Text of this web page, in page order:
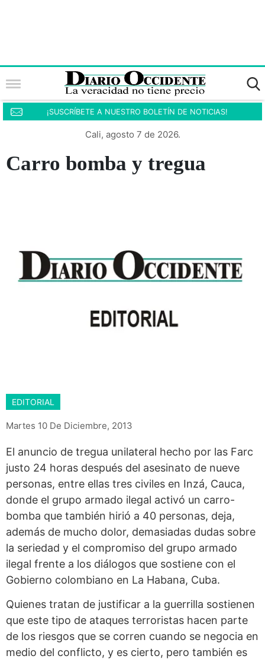
¡SUSCRÍBETE A NUESTRO BOLETÍN DE NOTICIAS!
Cali, agosto 7 de 2026.
Carro bomba y tregua
EDITORIAL
Martes 10 De Diciembre, 2013
El anuncio de tregua unilateral hecho por las Farc
justo 24 horas después del asesinato de nueve
personas, entre ellas tres civiles en Inzá, Cauca,
donde el grupo armado ilegal activó un carro-
bomba que también hirió a 40 personas, deja,
además de mucho dolor, demasiadas dudas sobre
la seriedad y el compromiso del grupo armado
ilegal frente a los diálogos que sostiene con el
Gobierno colombiano en La Habana, Cuba.
Quienes tratan de justificar a la guerrilla sostienen
que este tipo de ataques terroristas hacen parte
de los riesgos que se corren cuando se negocia en
medio del conflicto, y es cierto, pero también es